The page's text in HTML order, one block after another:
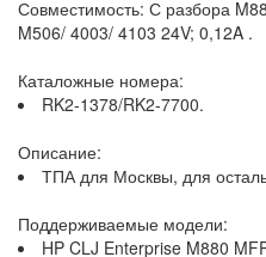
Совместимость: С разбора
M506/ 4003/ 4103 24V; 0,12A .
Каталожные номера:
RK2-1378/RK2-7700.
Описание:
ТПА для Москвы, для
Поддерживаемые модели:
HP CLJ Enterprise M880